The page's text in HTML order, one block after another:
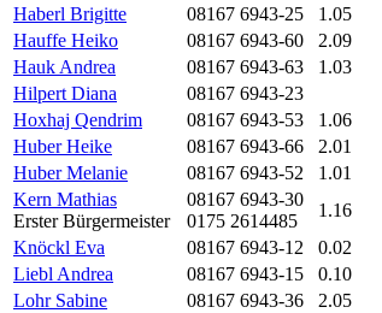
Haberl Brigitte
08167 6943-25 1.05
Hauffe Heiko
08167 6943-60 2.09
Hauk Andrea
08167 6943-63 1.03
Hilpert Diana
08167 6943-23
Hoxhaj Qendrim
08167 6943-53 1.06
Huber Heike
08167 6943-66 2.01
Huber Melanie
08167 6943-52 1.01
Kern Mathias
Erster Bürgermeister
08167 6943-30
0175 2614485
1.16
Knöckl Eva
08167 6943-12 0.02
Liebl Andrea
08167 6943-15 0.10
Lohr Sabine
08167 6943-36 2.05